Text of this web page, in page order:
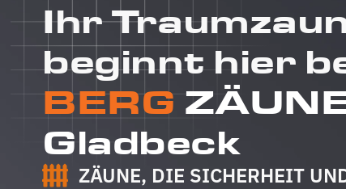
Ihr
beginnt hier
BERG
Gladbeck
ZÄUNE, DIE SICHERHEIT